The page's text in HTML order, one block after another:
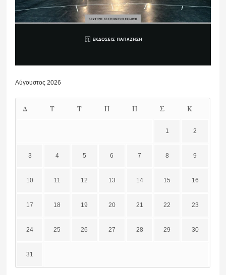
Αύγουστος 2026
Δ Τ Τ Π Π Σ Κ
1 2
3 4 5 6 7 8 9
10 11 12 13 14 15 16
17 18 19 20 21 22 23
24 25 26 27 28 29 30
31